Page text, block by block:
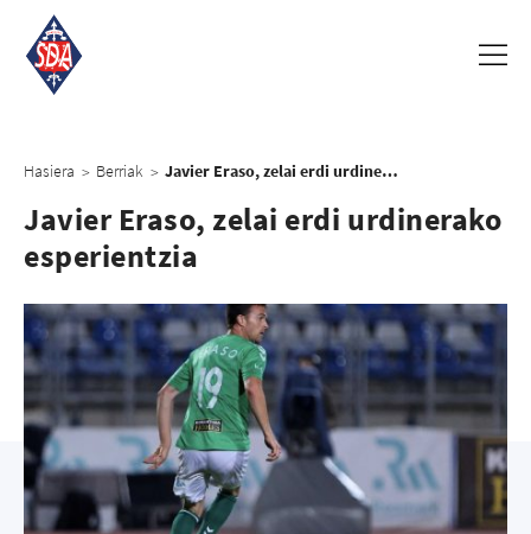
Hasiera > Berriak > Javier Eraso, zelai erdi urdinerako esperientzia
Javier Eraso, zelai erdi urdinerako
esperientzia